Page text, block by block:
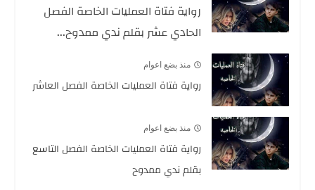
رواية فتاة العمليات الخاصة الفصل
الحادي عشر بقلم ندي ممدوح...
منذ بضع اعوام
رواية فتاة العمليات الخاصة الفصل العاشر
منذ بضع اعوام
رواية فتاة العمليات الخاصة الفصل التاسع
بقلم ندي ممدوح